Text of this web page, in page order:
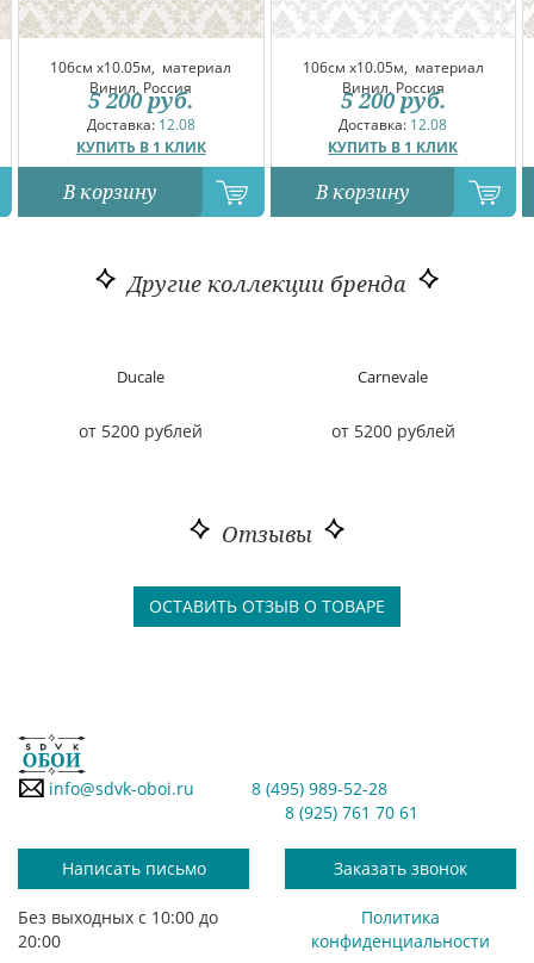
106см x10.05м, материал
Винил, Россия
Доставка: 12.08
КУПИТЬ В 1 КЛИК
5 200 руб.
В корзину
106см x10.05м, материал
Винил, Россия
Доставка: 12.08
КУПИТЬ В 1 КЛИК
5 200 руб.
В корзину
Другие коллекции бренда
Ducale
от 5200 рублей
Carnevale
от 5200 рублей
Отзывы
ОСТАВИТЬ ОТЗЫВ О ТОВАРЕ
info@sdvk-oboi.ru
8 (495) 989-52-28
8 (925) 761 70 61
Написать письмо Заказать звонок
Без выходных с 10:00 до
20:00
Политика
конфиденциальности